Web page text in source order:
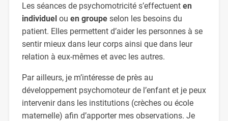
Les séances de psychomotricité s’effectuent en
individuelou en groupeselon les besoins du
patient. Elles permettent d’aider les personnes à se
sentir mieux dans leur corps ainsi que dans leur
relation à eux-mêmes et avec les autres.
Par ailleurs, je m’intéresse de près au
développement psychomoteur de l’enfant et je peux
intervenir dans les institutions (crèches ou école
maternelle) afin d’apporter mes observations. Je